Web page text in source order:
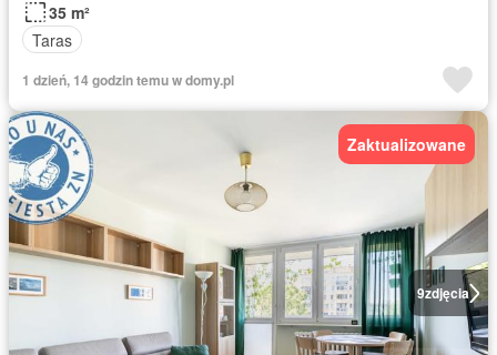
35 m²
Taras
1 dzień, 14 godzin temu w domy.pl
9zdjęcia
Zaktualizowane